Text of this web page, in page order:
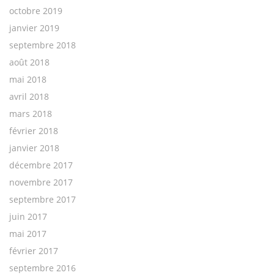
octobre 2019
janvier 2019
septembre 2018
août 2018
mai 2018
avril 2018
mars 2018
février 2018
janvier 2018
décembre 2017
novembre 2017
septembre 2017
juin 2017
mai 2017
février 2017
septembre 2016